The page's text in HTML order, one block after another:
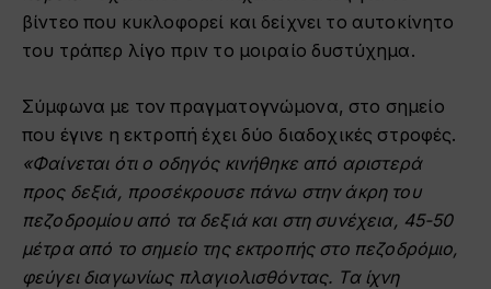
βίντεο που κυκλοφορεί και δείχνει το αυτοκίνητο
του τράπερ λίγο πριν το μοιραίο δυστύχημα.
Σύμφωνα με τον πραγματογνώμονα, στο σημείο
που έγινε η εκτροπή έχει δύο διαδοχικές στροφές.
«Φαίνεται ότι ο οδηγός κινήθηκε από αριστερά
προς δεξιά, προσέκρουσε πάνω στην άκρη του
πεζοδρομίου από τα δεξιά και στη συνέχεια, 45-50
μέτρα από το σημείο της εκτροπής στο πεζοδρόμιο,
φεύγει διαγωνίως πλαγιολισθόντας. Τα ίχνη